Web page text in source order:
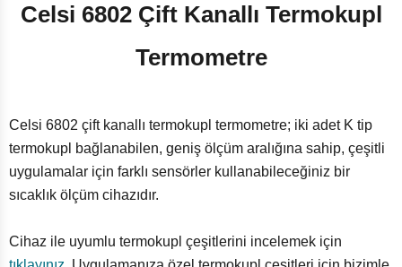
Celsi 6802 Çift Kanallı Termokupl
Termometre
Celsi 6802 çift kanallı termokupl termometre; iki adet K tip
termokupl bağlanabilen, geniş ölçüm aralığına sahip, çeşitli
uygulamalar için farklı sensörler kullanabileceğiniz bir
sıcaklık ölçüm cihazıdır.
Cihaz ile uyumlu termokupl çeşitlerini incelemek için